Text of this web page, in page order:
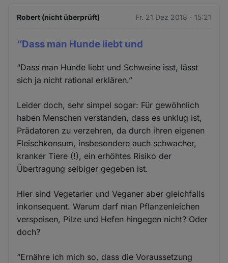
Robert (nicht überprüft) Fr. 21 Dez 2018 - 15:21
“Dass man Hunde liebt und
“Dass man Hunde liebt und Schweine isst, lässt
sich ja nicht rational erklären.”
Leider doch, sehr simpel sogar: Für gewöhnlich
haben Menschen verstanden, dass es unklug ist,
Prädatoren zu verzehren, da durch ihren eigenen
Fleischkonsum, insbesondere auch schwacher,
kranker Tiere (!), ein erhöhtes Risiko der
Übertragung selbiger gegeben ist.
Hier sind Vegetarier und Veganer aber gleichfalls
inkonsequent. Warum darf man Pflanzenleichen
verspeisen, Pilze und Hefen hingegen nicht? Oder
doch?
“Ernähre ich mich so, dass die Voraussetzung